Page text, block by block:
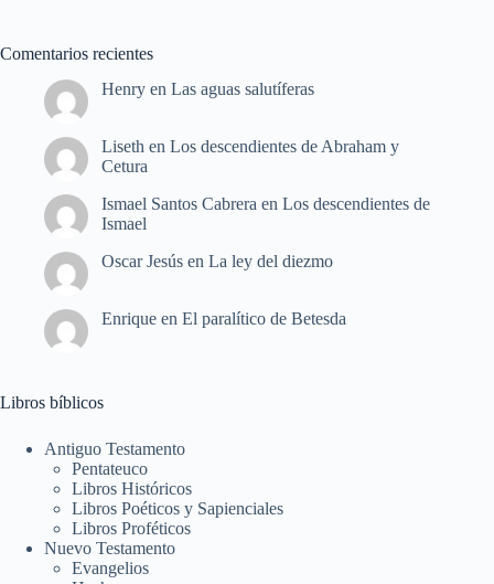
Comentarios recientes
Henry en Las aguas salutíferas
Liseth en Los descendientes de Abraham y
Cetura
Ismael Santos Cabrera en Los descendientes de
Ismael
Oscar Jesús en La ley del diezmo
Enrique en El paralítico de Betesda
Libros bíblicos
Antiguo Testamento
Pentateuco
Libros Históricos
Libros Poéticos y Sapienciales
Libros Proféticos
Nuevo Testamento
Evangelios